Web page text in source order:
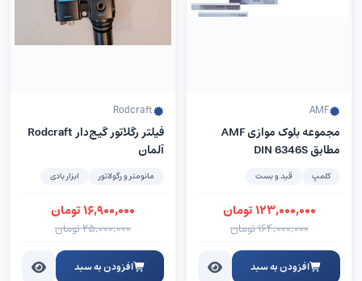
AMF
مجموعه بلوک موازی AMF
مطابق DIN 6346S
کلمپ قید و بست
۱۲۳,۰۰۰,۰۰۰تومان
۱۶۴,۰۰۰,۰۰۰تومان
افزودن به سبد
Rodcraft
فیلتر رگلاتور گیج‌دار Rodcraft
آلمان
مانومتر و رگولاتور ابزار بادی
۱۶,۹۰۰,۰۰۰تومان
۲۵,۰۰۰,۰۰۰تومان
افزودن به سبد